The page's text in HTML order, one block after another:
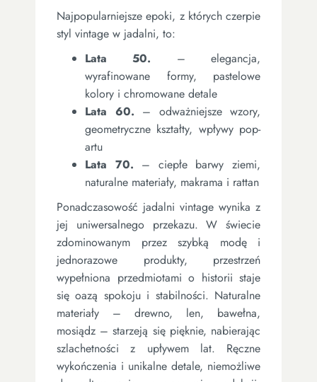
Najpopularniejsze epoki, z których czerpie
styl vintage w jadalni, to:
Lata 50. – elegancja,
wyrafinowane formy, pastelowe
kolory i chromowane detale
Lata 60. – odważniejsze wzory,
geometryczne kształty, wpływy pop-
artu
Lata 70. – ciepłe barwy ziemi,
naturalne materiały, makrama i rattan
Ponadczasowość jadalni vintage wynika z
jej uniwersalnego przekazu. W świecie
zdominowanym przez szybką modę i
jednorazowe produkty, przestrzeń
wypełniona przedmiotami o historii staje
się oazą spokoju i stabilności. Naturalne
materiały – drewno, len, bawełna,
mosiądz – starzeją się pięknie, nabierając
szlachetności z upływem lat. Ręczne
wykończenia i unikalne detale, niemożliwe